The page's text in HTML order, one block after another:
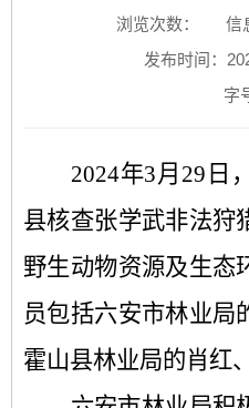
浏览次数：
信
发布时间：
字
2024年3月29日
县核查张学武非法狩
野生动物资源及生态
员包括六安市林业局
霍山县林业局的肖红